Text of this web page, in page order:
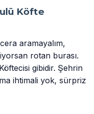
Köfte
aramayalım,
rotan burası.
gibidir. Şehrin
ihtimali yok, sürpriz